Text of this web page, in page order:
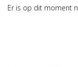
Er is op dit moment